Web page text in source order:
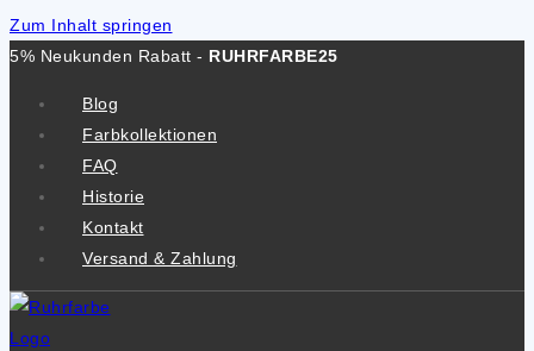
Zum Inhalt springen
5% Neukunden Rabatt - RUHRFARBE25
Blog
Farbkollektionen
FAQ
Historie
Kontakt
Versand & Zahlung